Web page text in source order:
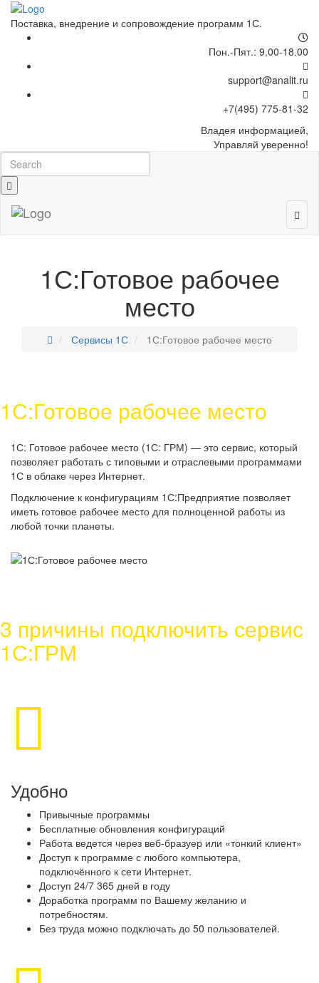
Поставка, внедрение и сопровождение программ 1С.
Пон.-Пят.: 9.00-18.00
support@analit.ru
+7(495) 775-81-32
Владея информацией,
Управляй уверенно!
1С:Готовое рабочее
место
Сервисы 1С 1С:Готовое рабочее место
1С:Готовое рабочее место
1С: Готовое рабочее место (1С: ГРМ) — это сервис, который
позволяет работать с типовыми и отраслевыми программами
1С в облаке через Интернет.
Подключение к конфигурациям 1С:Предприятие позволяет
иметь готовое рабочее место для полноценной работы из
любой точки планеты.
3 причины подключить сервис
1С:ГРМ
Удобно
Привычные программы
Бесплатные обновления конфигураций
Работа ведется через веб-бразуер или «тонкий клиент»
Доступ к программе с любого компьютера,
подключённого к сети Интернет.
Доступ 24/7 365 дней в году
Доработка программ по Вашему желанию и
потребностям.
Без труда можно подключать до 50 пользователей.